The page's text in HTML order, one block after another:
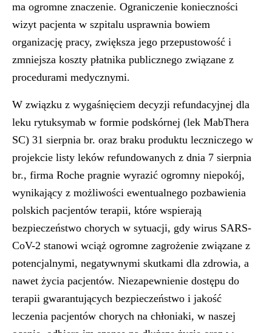
ma ogromne znaczenie. Ograniczenie konieczności
wizyt pacjenta w szpitalu usprawnia bowiem
organizację pracy, zwiększa jego przepustowość i
zmniejsza koszty płatnika publicznego związane z
procedurami medycznymi.
W związku z wygaśnięciem decyzji refundacyjnej dla
leku rytuksymab w formie podskórnej (lek MabThera
SC) 31 sierpnia br. oraz braku produktu leczniczego w
projekcie listy leków refundowanych z dnia 7 sierpnia
br., firma Roche pragnie wyrazić ogromny niepokój,
wynikający z możliwości ewentualnego pozbawienia
polskich pacjentów terapii, które wspierają
bezpieczeństwo chorych w sytuacji, gdy wirus SARS-
CoV-2 stanowi wciąż ogromne zagrożenie związane z
potencjalnymi, negatywnymi skutkami dla zdrowia, a
nawet życia pacjentów. Niezapewnienie dostępu do
terapii gwarantujących bezpieczeństwo i jakość
leczenia pacjentów chorych na chłoniaki, w naszej